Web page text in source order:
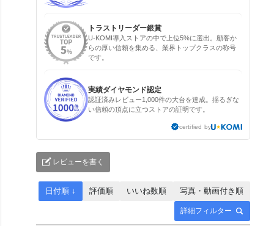
トラストリーダー銀賞
U-KOMI導入ストアの中で上位5%に選出。顧客か
らの厚い信頼を集める、業界トップクラスの称号
です。
実績ダイヤモンド認定
認証済みレビュー1,000件の大台を達成。揺るぎな
い信頼の頂点に立つストアの証明です。
certified by
レビューを書く
詳細フィルター
日付順 ↓ 評価順 いいね数順 写真・動画付き順